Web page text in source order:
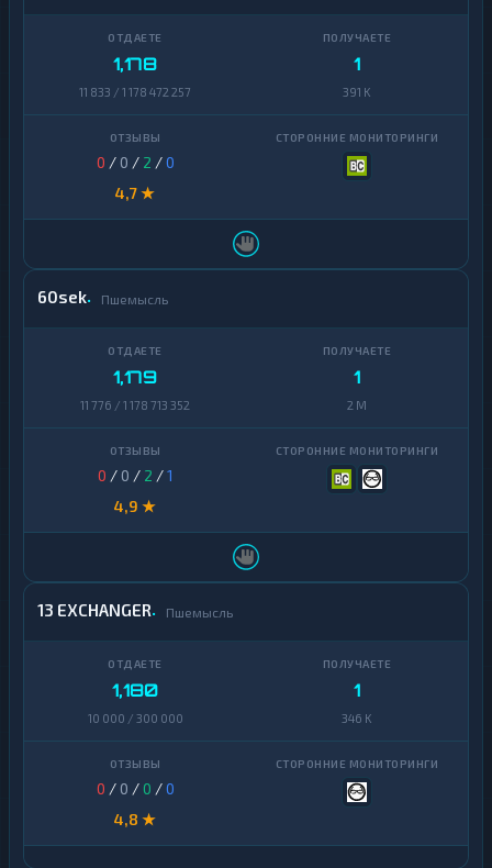
1,178
11 833 / 1 178 472 257
1
391 K
0 / 0 / 2 /0
4,7 ★
60sek Пшемысль
1,179
11 776 / 1 178 713 352
1
2 M
0 / 0 / 2 /1
4,9 ★
13 EXCHANGER Пшемысль
1,180
10 000 / 300 000
1
346 K
0 / 0 /0 /0
4,8 ★